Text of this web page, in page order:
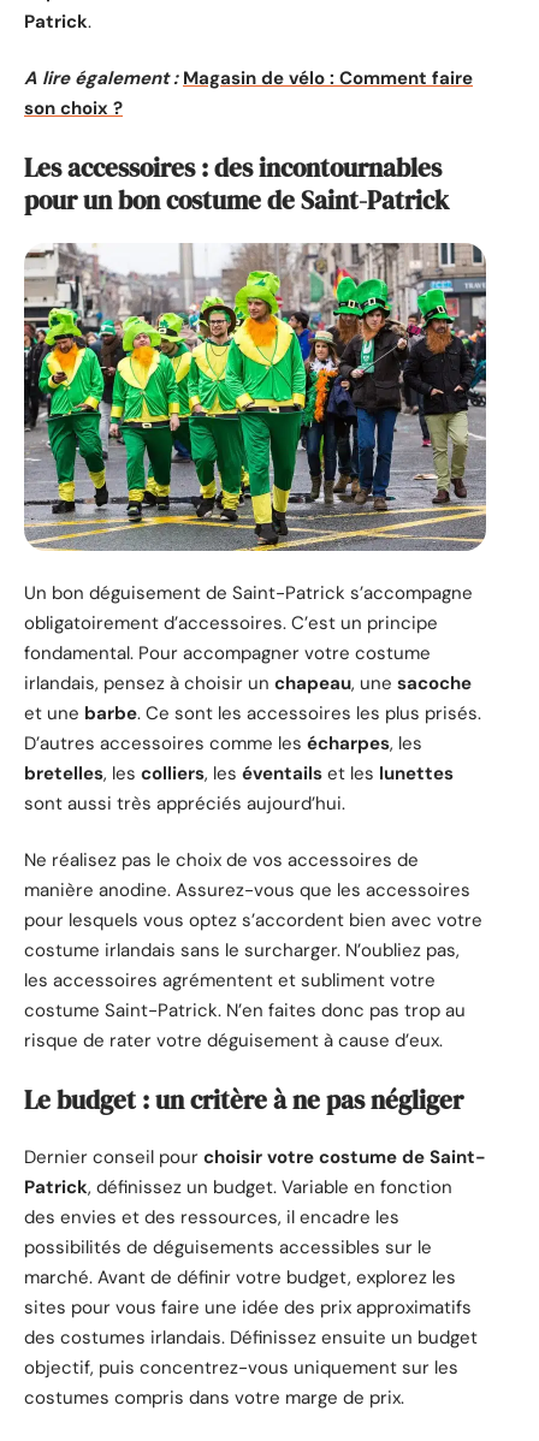
Patrick.
A lire également : Magasin de vélo : Comment faire
son choix ?
Les accessoires : des incontournables
pour un bon costume de Saint-Patrick
Un bon déguisement de Saint-Patrick s’accompagne
obligatoirement d’accessoires. C’est un principe
fondamental. Pour accompagner votre costume
irlandais, pensez à choisir un chapeau, une sacoche
et une barbe. Ce sont les accessoires les plus prisés.
D’autres accessoires comme les écharpes, les
bretelles, les colliers, les éventails et les lunettes
sont aussi très appréciés aujourd’hui.
Ne réalisez pas le choix de vos accessoires de
manière anodine. Assurez-vous que les accessoires
pour lesquels vous optez s’accordent bien avec votre
costume irlandais sans le surcharger. N’oubliez pas,
les accessoires agrémentent et subliment votre
costume Saint-Patrick. N’en faites donc pas trop au
risque de rater votre déguisement à cause d’eux.
Le budget : un critère à ne pas négliger
Dernier conseil pour choisir votre costume de Saint-
Patrick, définissez un budget. Variable en fonction
des envies et des ressources, il encadre les
possibilités de déguisements accessibles sur le
marché. Avant de définir votre budget, explorez les
sites pour vous faire une idée des prix approximatifs
des costumes irlandais. Définissez ensuite un budget
objectif, puis concentrez-vous uniquement sur les
costumes compris dans votre marge de prix.